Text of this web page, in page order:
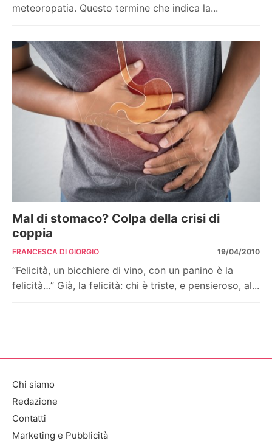
meteoropatia. Questo termine che indica la...
Mal di stomaco? Colpa della crisi di
coppia
FRANCESCA DI GIORGIO 19/04/2010
“Felicità, un bicchiere di vino, con un panino è la
felicità…” Già, la felicità: chi è triste, e pensieroso, al...
Chi siamo
Redazione
Contatti
Marketing e Pubblicità